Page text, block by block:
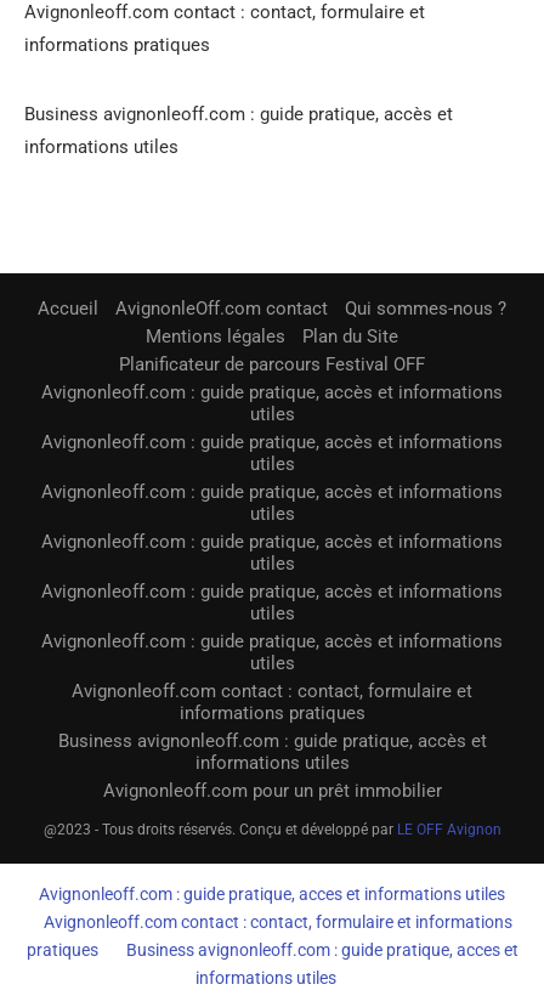
Avignonleoff.com contact : contact, formulaire et
informations pratiques
Business avignonleoff.com : guide pratique, accès et
informations utiles
Accueil AvignonleOff.com contact
Qui sommes-nous ?
Mentions légales
Plan du Site
Planificateur de parcours Festival OFF
Avignonleoff.com : guide pratique, accès et informations
utiles
Avignonleoff.com : guide pratique, accès et informations
utiles
Avignonleoff.com : guide pratique, accès et informations
utiles
Avignonleoff.com : guide pratique, accès et informations
utiles
Avignonleoff.com : guide pratique, accès et informations
utiles
Avignonleoff.com : guide pratique, accès et informations
utiles
Avignonleoff.com contact : contact, formulaire et
informations pratiques
Business avignonleoff.com : guide pratique, accès et
informations utiles
Avignonleoff.com pour un prêt immobilier
@2023 - Tous droits réservés. Conçu et développé par LE OFF Avignon
Avignonleoff.com : guide pratique, acces et informations utiles
Avignonleoff.com contact : contact, formulaire et informations
pratiques
Business avignonleoff.com : guide pratique, acces et
informations utiles